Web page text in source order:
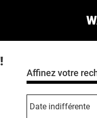
!
Affinez votre